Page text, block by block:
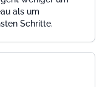
als um
Schritte.